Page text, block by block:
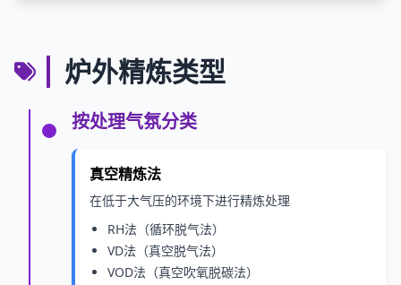
炉外精炼类型
按处理气氛分类
真空精炼法
在低于大气压的环境下进行精炼处理
RH法（循环脱气法）
VD法（真空脱气法）
VOD法（真空吹氧脱碳法）